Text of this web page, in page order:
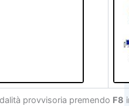
provvisoria premendo F8